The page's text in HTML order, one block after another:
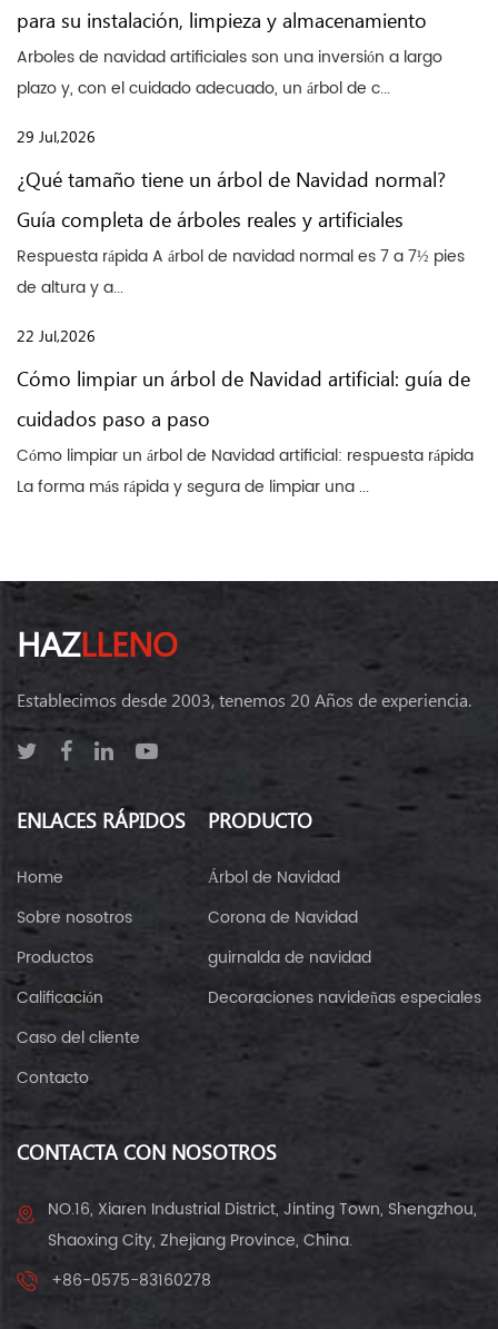
para su instalación, limpieza y almacenamiento
Arboles de navidad artificiales son una inversión a largo
plazo y, con el cuidado adecuado, un árbol de c...
29 Jul,2026
¿Qué tamaño tiene un árbol de Navidad normal?
Guía completa de árboles reales y artificiales
Respuesta rápida A árbol de navidad normal es 7 a 7½ pies
de altura y a...
22 Jul,2026
Cómo limpiar un árbol de Navidad artificial: guía de
cuidados paso a paso
Cómo limpiar un árbol de Navidad artificial: respuesta rápida
La forma más rápida y segura de limpiar una ...
HAZLLENO
Establecimos desde 2003, tenemos 20 Años de experiencia.
ENLACES RÁPIDOS
Home
Sobre nosotros
Productos
Calificación
Caso del cliente
Contacto
PRODUCTO
Árbol de Navidad
Corona de Navidad
guirnalda de navidad
Decoraciones navideñas especiales
CONTACTA CON NOSOTROS
NO.16, Xiaren Industrial District, Jinting Town, Shengzhou,
Shaoxing City, Zhejiang Province, China.
+86-0575-83160278